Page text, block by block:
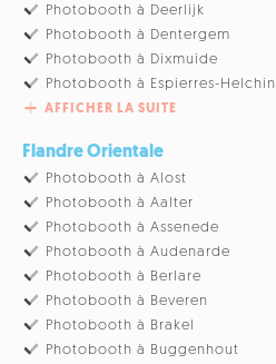
Photobooth à Deerlijk
Photobooth à Dentergem
Photobooth à Dixmuide
Photobooth à Espierres-Helchin
AFFICHER LA SUITE
Flandre Orientale
Photobooth à Alost
Photobooth à Aalter
Photobooth à Assenede
Photobooth à Audenarde
Photobooth à Berlare
Photobooth à Beveren
Photobooth à Brakel
Photobooth à Buggenhout